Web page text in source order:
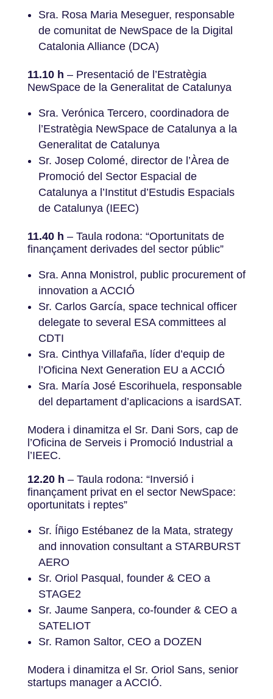
Sra. Rosa Maria Meseguer, responsable
de comunitat de NewSpace de la Digital
Catalonia Alliance (DCA)
11.10 h – Presentació de l’Estratègia
NewSpace de la Generalitat de Catalunya
Sra. Verónica Tercero, coordinadora de
l’Estratègia NewSpace de Catalunya a la
Generalitat de Catalunya
Sr. Josep Colomé, director de l’Àrea de
Promoció del Sector Espacial de
Catalunya a l’Institut d’Estudis Espacials
de Catalunya (IEEC)
11.40 h – Taula rodona: “Oportunitats de
finançament derivades del sector públic”
Sra. Anna Monistrol, public procurement of
innovation a ACCIÓ
Sr. Carlos García, space technical officer
delegate to several ESA committees al
CDTI
Sra. Cinthya Villafaña, líder d’equip de
l’Oficina Next Generation EU a ACCIÓ
Sra. María José Escorihuela, responsable
del departament d’aplicacions a isardSAT.
Modera i dinamitza el Sr. Dani Sors, cap de
l’Oficina de Serveis i Promoció Industrial a
l’IEEC.
12.20 h – Taula rodona: “Inversió i
finançament privat en el sector NewSpace:
oportunitats i reptes”
Sr. Íñigo Estébanez de la Mata, strategy
and innovation consultant a STARBURST
AERO
Sr. Oriol Pasqual, founder & CEO a
STAGE2
Sr. Jaume Sanpera, co-founder & CEO a
SATELIOT
Sr. Ramon Saltor, CEO a DOZEN
Modera i dinamitza el Sr. Oriol Sans, senior
startups manager a ACCIÓ.